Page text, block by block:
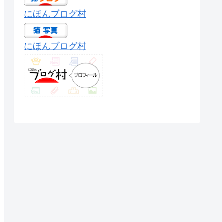
にほんブログ村
にほんブログ村